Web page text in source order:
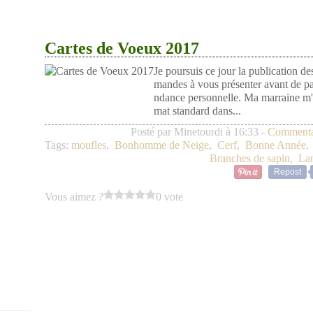
Cartes de Voeux 2017
Je poursuis ce jour la publication
mandes à vous présenter avant de
ndance personnelle. Ma marraine
mat standard dans...
Posté par Minetourdi à 16:33 -
Tags: moufles, Bonhomme de Neige, Cerf, Bonne Année,
Branches de sapin,
Repost
Vous aimez ? 0 vote